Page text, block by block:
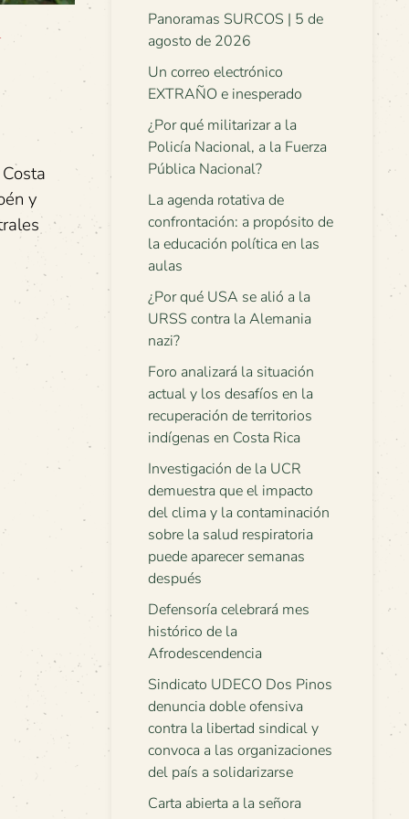
y
Panoramas SURCOS | 5 de
agosto de 2026
Un correo electrónico
EXTRAÑO e inesperado
¿Por qué militarizar a la
Policía Nacional, a la Fuerza
Pública Nacional?
La agenda rotativa de
confrontación: a propósito de
la educación política en las
aulas
¿Por qué USA se alió a la
URSS contra la Alemania
nazi?
Foro analizará la situación
actual y los desafíos en la
recuperación de territorios
indígenas en Costa Rica
Investigación de la UCR
demuestra que el impacto
del clima y la contaminación
sobre la salud respiratoria
puede aparecer semanas
después
Defensoría celebrará mes
histórico de la
Afrodescendencia
Sindicato UDECO Dos Pinos
denuncia doble ofensiva
contra la libertad sindical y
convoca a las organizaciones
del país a solidarizarse
Carta abierta a la señora